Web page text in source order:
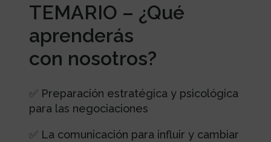
TEMARIO – ¿Qué
aprenderás
con nosotros?
✅ Preparación estratégica y psicológica
para las negociaciones
✅ La comunicación para influir y cambiar